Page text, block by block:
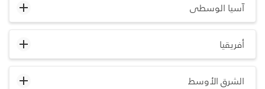
آسيا الوسطى
أفريقيا
الشرق الأوسط